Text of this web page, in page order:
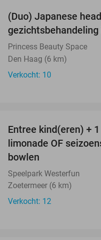
NEW
TODAY
(Duo) Japanese
Princess Beauty Space
Den Haag (6 km)
Verkocht: 10
TODAY
Entree kind(eren) +
limonade OF
bowlen
Speelpark Westerfun
Zoetermeer (6 km)
Verkocht: 12